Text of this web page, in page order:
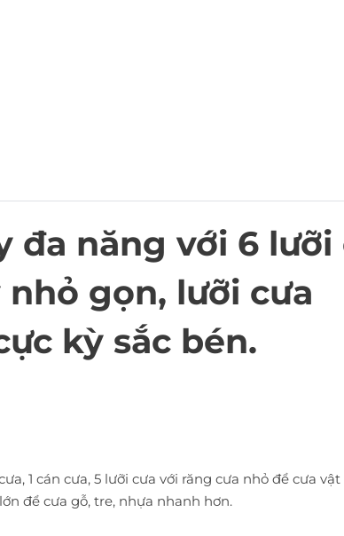
đa năng với 6 lưỡi
gọn, lưỡi cưa
kỳ sắc bén.
1 cán cưa, 5 lưỡi cưa với răng cưa nhỏ để cưa
để cưa gỗ, tre, nhựa nhanh hơn.